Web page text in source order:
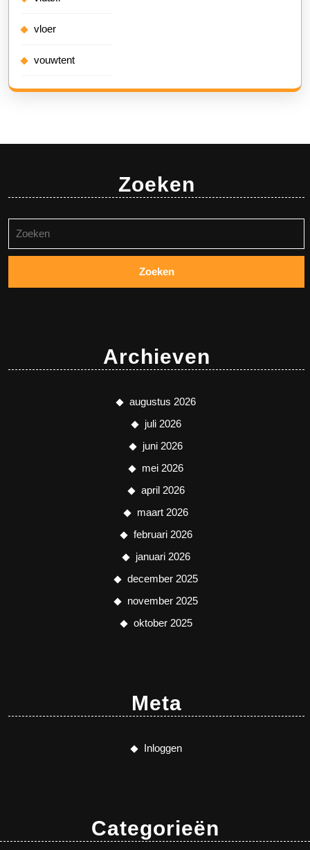
vloer
vouwtent
Zoeken
naar:
Archieven
augustus 2026
juli 2026
juni 2026
mei 2026
april 2026
maart 2026
februari 2026
januari 2026
december 2025
november 2025
oktober 2025
Meta
Inloggen
Categorieën